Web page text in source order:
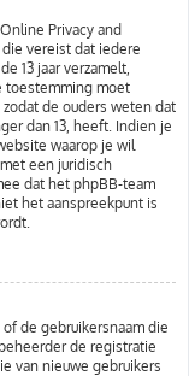
Privacy and
vereist dat iedere
13 jaar verzamelt,
toestemming moet
de ouders weten dat
dan 13, heeft. Indien je
waarop je wil
een juridisch
dat het phpBB-team
het aanspreekpunt is
de gebruikersnaam die
de registratie
van nieuwe gebruikers